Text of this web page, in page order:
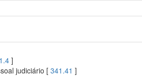
]
judiciário [341.41 ]